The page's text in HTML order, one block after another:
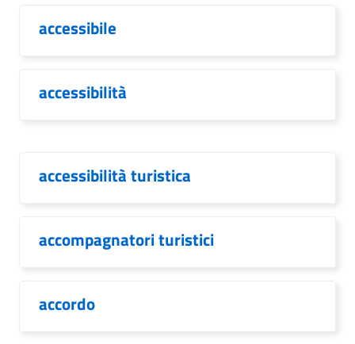
accessibile
accessibilità
accessibilità turistica
accompagnatori turistici
accordo